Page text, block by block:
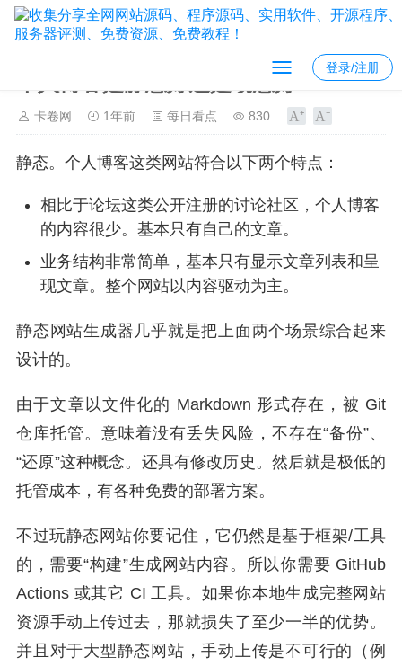
登录/注册
卡卷网 1年前 每日看点 830
静态。个人博客这类网站符合以下两个特点：
相比于论坛这类公开注册的讨论社区，个人博客
的内容很少。基本只有自己的文章。
业务结构非常简单，基本只有显示文章列表和呈
现文章。整个网站以内容驱动为主。
静态网站生成器几乎就是把上面两个场景综合起来
设计的。
由于文章以文件化的 Markdown 形式存在，被 Git
仓库托管。意味着没有丢失风险，不存在“备份”、
“还原”这种概念。还具有修改历史。然后就是极低的
托管成本，有各种免费的部署方案。
不过玩静态网站你要记住，它仍然是基于框架/工具
的，需要“构建”生成网站内容。所以你需要 GitHub
Actions 或其它 CI 工具。如果你本地生成完整网站
资源手动上传过去，那就损失了至少一半的优势。
并且对于大型静态网站，手动上传是不可行的（例